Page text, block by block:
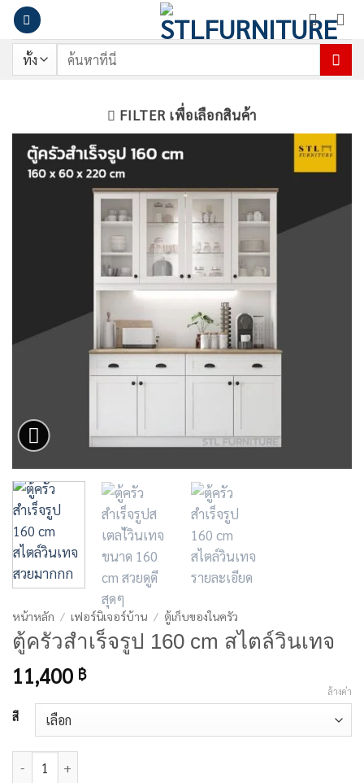
ข้าม
เนื้อหา
ค้นหา:
FILTER เพื่อเลือกสินค้า
หน้าหลัก / เฟอร์นิเจอร์บ้าน / ตู้เก็บของในครัว
ตู้ครัวสำเร็จรูป 160 cm สไตล์วินเทจ
11,400 ฿
สี
ล้างค่า